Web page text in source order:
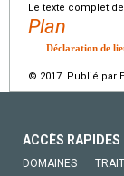
Le texte complet
Plan
Déclaration de
© 2017 Publié par
ACCÈS RAPIDES
DOMAINES